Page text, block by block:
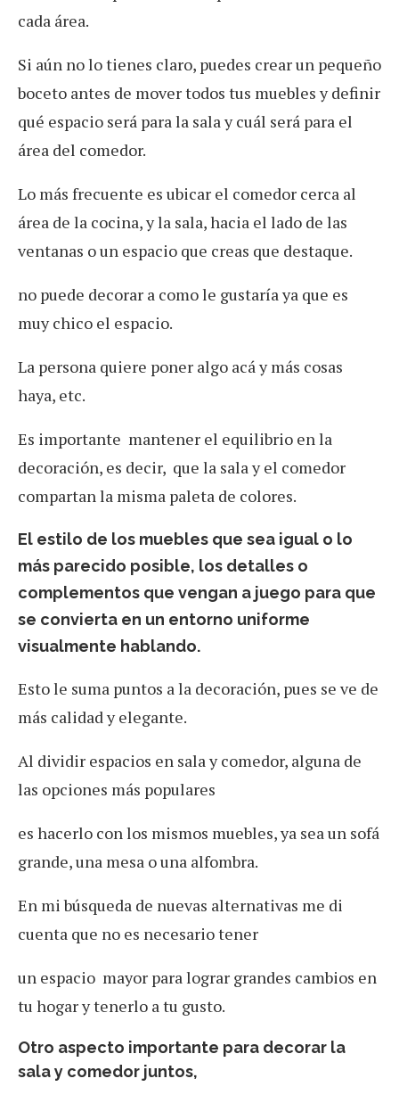
cada área.
Si aún no lo tienes claro, puedes crear un pequeño
boceto antes de mover todos tus muebles y definir
qué espacio será para la sala y cuál será para el
área del comedor.
Lo más frecuente es ubicar el comedor cerca al
área de la cocina, y la sala, hacia el lado de las
ventanas o un espacio que creas que destaque.
no puede decorar a como le gustaría ya que es
muy chico el espacio.
La persona quiere poner algo acá y más cosas
haya, etc.
Es importante mantener el equilibrio en la
decoración, es decir, que la sala y el comedor
compartan la misma paleta de colores.
El estilo de los muebles que sea igual o lo
más parecido posible, los detalles o
complementos que vengan a juego para que
se convierta en un entorno uniforme
visualmente hablando.
Esto le suma puntos a la decoración, pues se ve de
más calidad y elegante.
Al dividir espacios en sala y comedor, alguna de
las opciones más populares
es hacerlo con los mismos muebles, ya sea un sofá
grande, una mesa o una alfombra.
En mi búsqueda de nuevas alternativas me di
cuenta que no es necesario tener
un espacio mayor para lograr grandes cambios en
tu hogar y tenerlo a tu gusto.
Otro aspecto importante para decorar la
sala y comedor juntos,